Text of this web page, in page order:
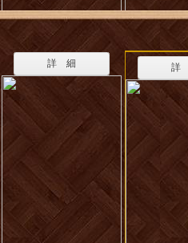
詳 細 詳